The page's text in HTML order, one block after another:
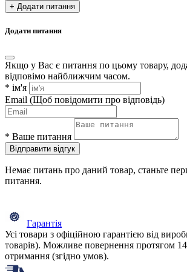
+ Додати питання
Додати питання
Якщо у Вас є питання по цьому товару,
відповімо найближчим часом.
* ім'я
Email (Щоб повідомити про відповідь)
* Ваше питання
Відправити відгук
Немає питань про даний товар, станьте
питання.
Гарантія
Усі товари з офіційною гарантією від
товарів). Можливе повернення протягом 14
отримання (згідно умов).